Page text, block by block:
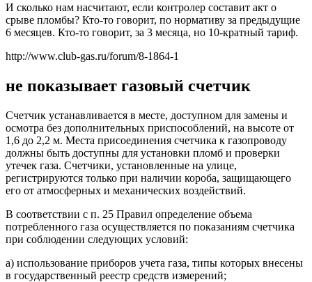
И сколько нам насчитают, если контролер составит акт о
срыве пломбы? Кто-то говорит, по нормативу за предыдущие
6 месяцев. Кто-то говорит, за 3 месяца, но 10-кратный тариф.
http://www.club-gas.ru/forum/8-1864-1
не показывает газовый счетчик
Счетчик устанавливается в месте, доступном для замены и
осмотра без дополнительных приспособлений, на высоте от
1,6 до 2,2 м. Места присоединения счетчика к газопроводу
должны быть доступны для установки пломб и проверки
утечек газа. Счетчики, установленные на улице,
регистрируются только при наличии короба, защищающего
его от атмосферных и механических воздействий.
В соответствии с п. 25 Правил определение объема
потребленного газа осуществляется по показаниям счетчика
при соблюдении следующих условий:
а) использование приборов учета газа, типы которых внесены
в государственный реестр средств измерений;